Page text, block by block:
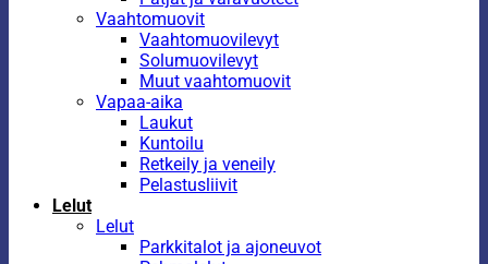
Vaahtomuovit
Vaahtomuovilevyt
Solumuovilevyt
Muut vaahtomuovit
Vapaa-aika
Laukut
Kuntoilu
Retkeily ja veneily
Pelastusliivit
Lelut
Lelut
Parkkitalot ja ajoneuvot